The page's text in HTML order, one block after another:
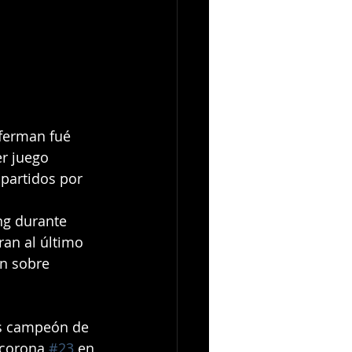
fué
juego
por
durante
al último
sobre
campeón de